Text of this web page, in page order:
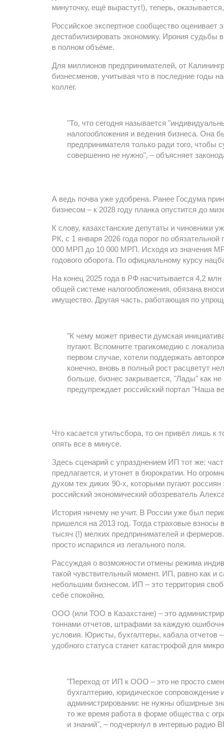
минуточку, ещё вырастут!), теперь,
Российское экспертное сообщество
дестабилизировать экономику. Ирония судьбы
в полном объёме.
Для миллионов предпринимателей, от
бизнесменов, учитывая что в последние годы
коллег.
"То, что сегодня называется
налогообложения и ведения бизнеса. Она
предпринимателя только ради того, чтобы
совершенно не нужно", – объясняет
А ведь почва уже удобрена. Ранее Госдума
бизнесом – к 2028 году планка опустится до
К слову, казахстанские депутаты и чиновники
РК, с 1 января 2026 года порог по
000 МРП до 10 000 МРП. Исходя из значения МРП
годового оборота. По официальному курсу
На конец 2025 года в РФ насчитывается 4,2
общей системе налогообложения, обязана
имущество. Другая часть, работающая по
"К чему может привести думская
пугают. Вспомните трагикомедию с
первом случае, хотели поддержать
конечно, вновь в полный рост расцветут
больше, бизнес закрывается, "Лады" как не
предупреждает российский портал "Наша
Что касается утильсбора, то он привёл лишь к
опять все в минусе.
Здесь сценарий с упразднением ИП тот же:
предлагается, и утонет в бюрократии. Но
духом тех диких 90-х, которыми пугают
российский экономический обозреватель
История ничему не учит. В России уже был
пришелся на 2013 год. Тогда страховые
тысяч (!) мелких предпринимателей и
просто испарился из легального поля.
Рассуждая о возможности отмены режима
такой чувствительный момент. ИП, равно как и
небольшим бизнесом. ИП – это территория
себе спокойно.
ООО (или ТОО в Казахстане) – это
тоннами отчетов, штрафами за каждую
условия. Юристы, бухгалтеры, кабала отчетов
удобного статуса станет катастрофой для
"Переход от ИП к ООО – это не просто
бухгалтерию, юридическое
администрировании: не нужны обширные
то же время работа в форме общества с
и знаний", – подчеркнул в интервью радио